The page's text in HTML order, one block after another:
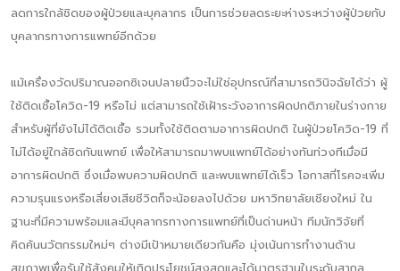
ลดการใกล้ชิดของผู้ป่วยและบุคลากร เป็นการช่วยลดระยะห่างระหว่างผู้ป่วยกับ
บุคลากรทางการแพทย์อีกด้วย
แม้เครื่องวัดปริมาณออกซิเจนปลายนิ้วจะไม่ใช่อุปกรณ์ที่สามารถวินิจฉัยได้ว่า ผู้
ใช้ติดเชื้อโควิด-19 หรือไม่ แต่สามารถใช้เฝ้าระวังอาการผิดปกติภายในร่างกาย
สำหรับผู้ที่ยังไม่ได้ติดเชื้อ รวมทั้งใช้ติดตามอาการผิดปกติ ในผู้ป่วยโควิด-19 ที่
ไม่ได้อยู่ใกล้ชิดกับแพทย์ เพื่อให้สามารถมาพบแพทย์ได้อย่างทันท่วงทีเมื่อมี
อาการผิดปกติ ซึ่งเมื่อพบความผิดปกติ และพบแพทย์ได้เร็ว โอกาสที่โรคจะเพิ่ม
ความรุนแรงหรือเสี่ยงเสียชีวิตก็จะน้อยลงไปด้วย มหาวิทยาลัยเชียงใหม่ ใน
ฐานะที่มีความพร้อมและมีบุคลากรทางการแพทย์ที่เป็นด่านหน้า ทีมนักวิจัยที่
คิดค้นนวัตกรรมใหม่ๆ ต่างมีเป้าหมายเดียวกันคือ มุ่งเน้นการทำงานด้าน